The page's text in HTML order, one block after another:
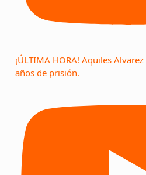
¡ÚLTIMA HORA! Aquiles
años de prisión.